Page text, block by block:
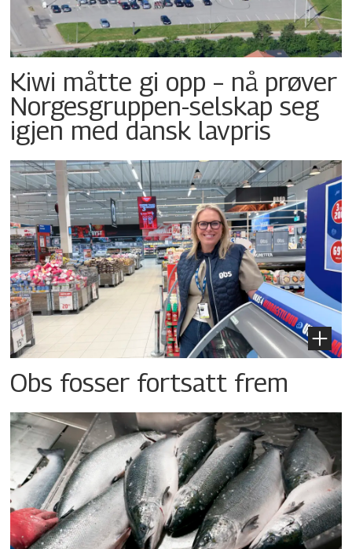
Kiwi måtte gi opp – nå prøver
Norgesgruppen-selskap seg
igjen med dansk lavpris
Obs fosser fortsatt frem